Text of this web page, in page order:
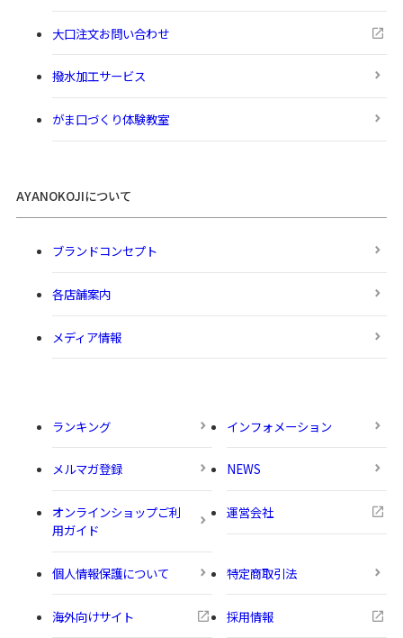
大口注文お問い合わせ
撥水加工サービス
がま口づくり体験教室
AYANOKOJIについて
ブランドコンセプト
各店舗案内
メディア情報
ランキング インフォメーション
メルマガ登録 NEWS
オンラインショップご利
用ガイド
運営会社
個人情報保護について 特定商取引法
海外向けサイト 採用情報